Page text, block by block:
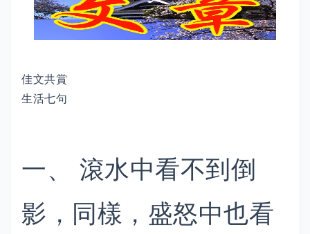
佳文共賞
生活七句
一、 滾水中看不到倒
影，同樣，盛怒中也看